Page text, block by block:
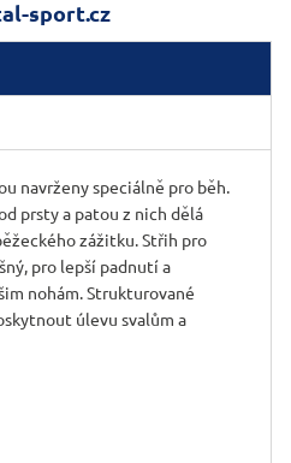
sport.cz
navrženy speciálně pro běh.
prsty a patou z nich dělá
zážitku. Střih pro
pro lepší padnutí a
nohám. Strukturované
úlevu svalům a